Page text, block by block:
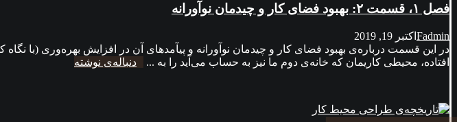
فصل ۱، قسمت ۲: بهبود فضای کار و چیدمان نوآورانه
Fadmin اکتبر 19, 2019
در این قسمت درباره‌ی بهبود فضای کار و چیدمان نوآورانه و پيآمدهای آن در افزایش بهره‌وری (با
افتاده، محیطی کاریمان که خانه‌ی دوم ما نیز به حساب می‌آید را به ...
دنباله‌ی نوشته